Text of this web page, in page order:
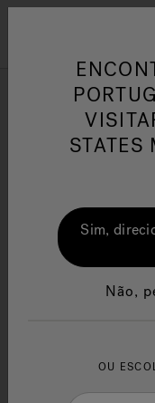
Filtrar por
STATES
Sim,
Não,
OU